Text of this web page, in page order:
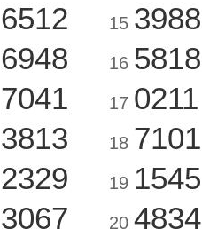
6512
6948
7041
3813
2329
3067
15 3988
16 5818
17 0211
18 7101
19 1545
20 4834